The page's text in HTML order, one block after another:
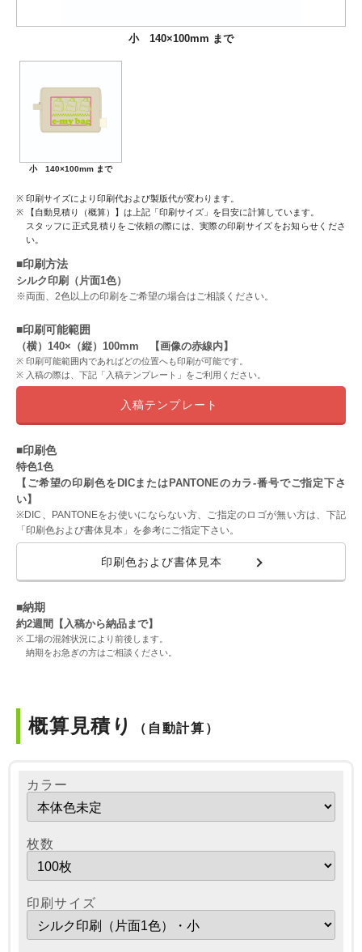
小 140×100mm まで
小 140×100mm まで
印刷サイズにより印刷代および製版代が変わります。
【自動見積り（概算）】は上記「印刷サイズ」を目安に計算しています。
スタッフに正式見積りをご依頼の際には、実際の印刷サイズをお知らせくださ
い。
■印刷方法
シルク印刷（片面1色）
※両面、2色以上の印刷をご希望の場合はご相談ください。
■印刷可能範囲
（横）140×（縦）100mm 【画像の赤線内】
印刷可能範囲内であればどの位置へも印刷が可能です。
入稿の際は、下記「入稿テンプレート」をご利用ください。
入稿テンプレート
■印刷色
特色1色
【ご希望の印刷色をDICまたはPANTONEのカラ-番号でご指定下さ
い】
※DIC、PANTONEをお使いにならない方、ご指定のロゴが無い方は、下記
「印刷色および書体見本」を参考にご指定下さい。
印刷色および書体見本
■納期
約2週間【入稿から納品まで】
工場の混雑状況により前後します。
納期をお急ぎの方はご相談ください。
概算見積り （自動計算）
カラー
枚数
印刷サイズ